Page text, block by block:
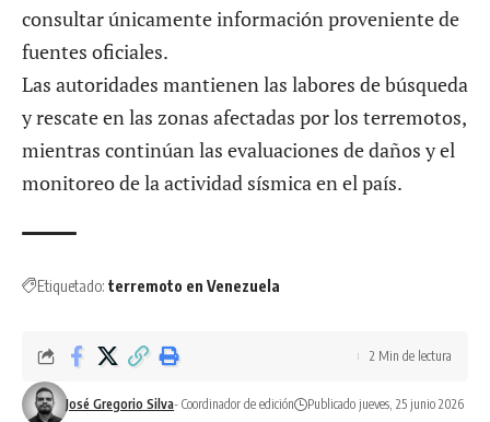
consultar únicamente información proveniente de
fuentes oficiales.
Las autoridades mantienen las labores de búsqueda
y rescate en las zonas afectadas por los terremotos,
mientras continúan las evaluaciones de daños y el
monitoreo de la actividad sísmica en el país.
Etiquetado: terremoto en Venezuela
José Gregorio Silva- Coordinador de edición Publicado jueves, 25 junio 2026
2 Min de lectura